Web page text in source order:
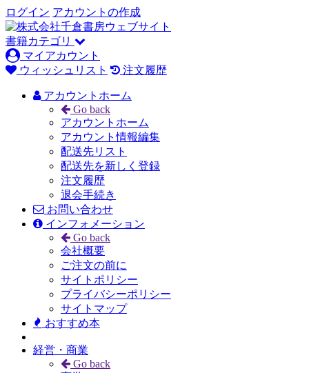
ログイン アカウントの作成
書籍カテゴリ
マイアカウント
ウィッシュリスト
注文履歴
アカウントホーム
Go back
アカウントホーム
アカウント情報編集
配送先リスト
配送先を新しく登録
注文履歴
退会手続き
お問い合わせ
インフォメーション
Go back
会社概要
ご注文の前に
サイトポリシー
プライバシーポリシー
サイトマップ
おすすめ本
経営・商業
Go back